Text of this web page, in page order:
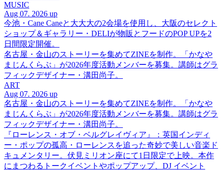
MUSIC
Aug 07. 2026 up
今池・Cane Caneと大大大の2会場を使用し、大阪のセレクト
ショップ＆ギャラリー・DELIが物販とフードのPOP UPを2
日間限定開催。
名古屋・金山のストーリーを集めてZINEを制作。「かなや
まじんくらぶ」が2026年度活動メンバーを募集。講師はグラ
フィックデザイナー・溝田尚子。
ART
Aug 07. 2026 up
名古屋・金山のストーリーを集めてZINEを制作。「かなや
まじんくらぶ」が2026年度活動メンバーを募集。講師はグラ
フィックデザイナー・溝田尚子。
『ローレンス・オブ・ベルグレイヴィア』：英国インディ
ー・ポップの孤高・ローレンスを追った奇妙で美しい音楽ド
キュメンタリー。伏見ミリオン座にて1日限定で上映。本作
にまつわるトークイベントやポップアップ、DJ イベント